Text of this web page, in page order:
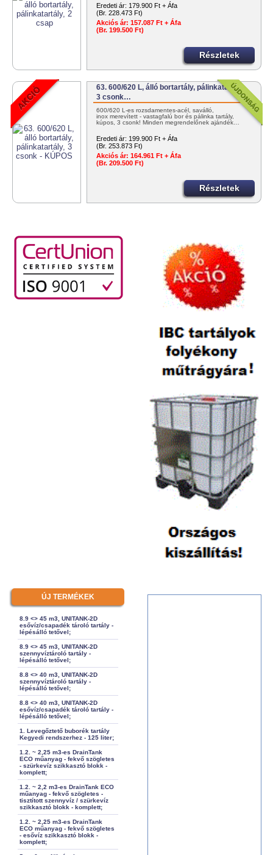
Eredeti ár: 179.900 Ft + Áfa
(Br. 228.473 Ft)
Akciós ár: 157.087 Ft + Áfa
(Br. 199.500 Ft)
Részletek
63. 600/620 L, álló bortartály, pálinkatartály,
3 csonk…
600/620 L-es rozsdamentes-acél, saválló,
inox merevített - vastagfalú bor és pálinka tartály,
kúpos, 3 csonk! Minden megrendelőnek ajándék…
Eredeti ár: 199.900 Ft + Áfa
(Br. 253.873 Ft)
Akciós ár: 164.961 Ft + Áfa
(Br. 209.500 Ft)
Részletek
ÚJ TERMÉKEK
8.9 <> 45 m3, UNITANK-2D
esővíz/csapadék tároló tartály -
lépésálló tetővel;
8.9 <> 45 m3, UNITANK-2D
szennyvíztároló tartály -
lépésálló tetővel;
8.8 <> 40 m3, UNITANK-2D
szennyvíztároló tartály -
lépésálló tetővel;
8.8 <> 40 m3, UNITANK-2D
esővíz/csapadék tároló tartály -
lépésálló tetővel;
1. Levegőztető buborék tartály
Kegyedi rendszerhez - 125 liter;
1.2. ~ 2,25 m3-es DrainTank
ECO műanyag - fekvő szögletes
- szürkevíz szikkasztó blokk -
komplett;
1.2. ~ 2,2 m3-es DrainTank ECO
műanyag - fekvő szögletes -
tisztított szennyvíz / szürkevíz
szikkasztó blokk - komplett;
1.2. ~ 2,25 m3-es DrainTank
ECO műanyag - fekvő szögletes
- esővíz szikkasztó blokk -
komplett;